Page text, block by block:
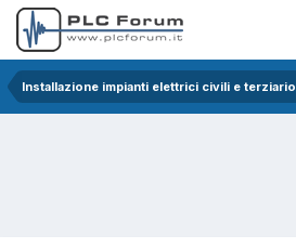
Installazione impianti elettrici civili e terziario